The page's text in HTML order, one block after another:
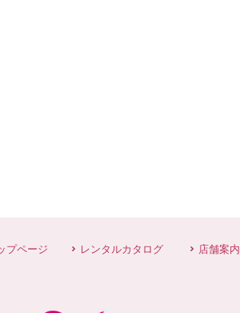
プページ レンタルカタログ 店舗案内